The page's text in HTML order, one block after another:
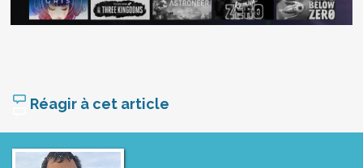
Réagir à cet article